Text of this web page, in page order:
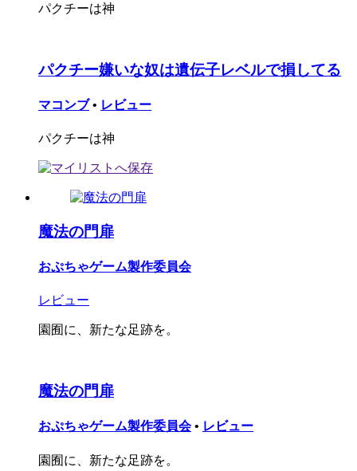
パクチーは神
パクチー嫌いな奴は遺伝子レベルで損してる
マコンブ • レビュー
パクチーは神
魔法の門扉
おぷちゃゲーム製作委員会
レビュー
園囿に、新たな足跡を。
魔法の門扉
おぷちゃゲーム製作委員会 • レビュー
園囿に、新たな足跡を。